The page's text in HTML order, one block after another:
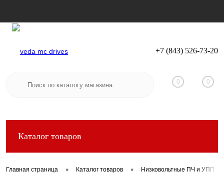
Вход Регистрация
+7 (843) 526-73-20
0 0
Каталог товаров
Главная страница • Каталог товаров • Низковольтные ПЧ и УПП